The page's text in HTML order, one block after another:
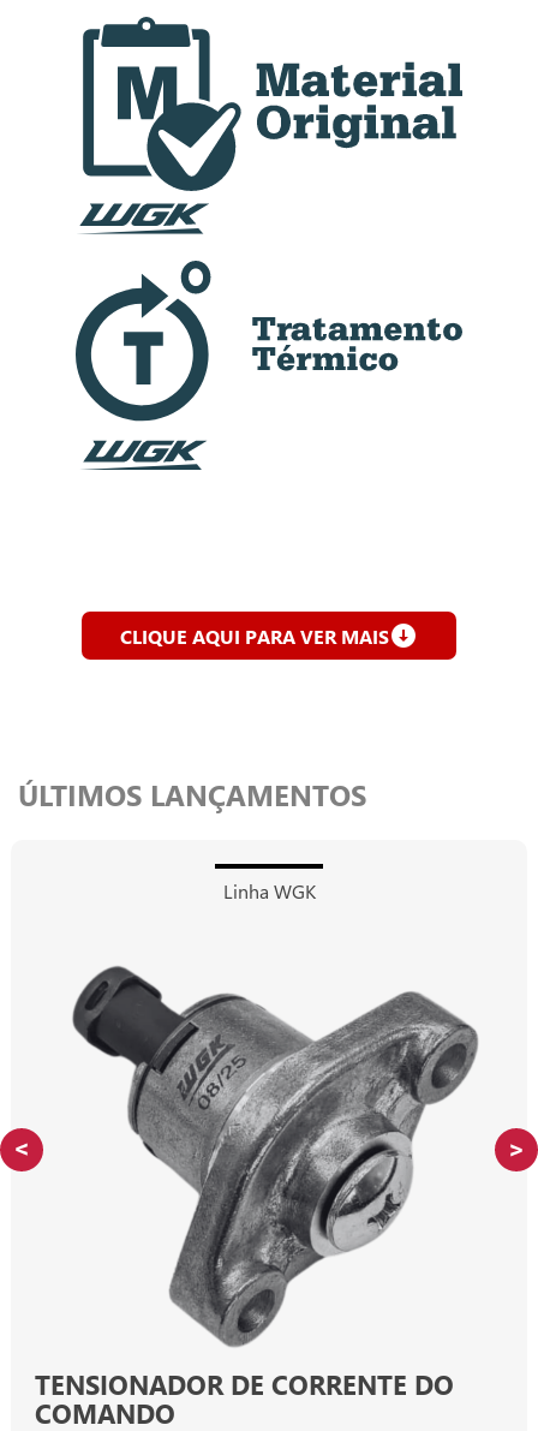
CLIQUE AQUI PARA VER MAIS
ÚLTIMOS LANÇAMENTOS
Linha WGK
TENSIONADOR DE CORRENTE DO
COMANDO